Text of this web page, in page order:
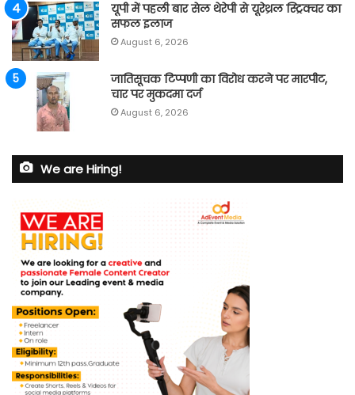
यूपी में पहली बार सेल थेरेपी से यूरेथ्रल स्ट्रिक्चर का
सफल इलाज
August 6, 2026
जातिसूचक टिप्पणी का विरोध करने पर मारपीट,
चार पर मुकदमा दर्ज
August 6, 2026
We are Hiring!